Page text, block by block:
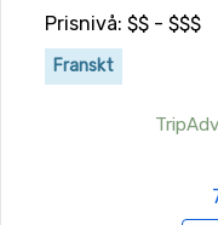
Prisnivå: $$ - $$$
Franskt